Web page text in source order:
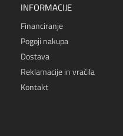
INFORMACIJE
Financiranje
Pogoji nakupa
Dostava
Reklamacije in vračila
Kontakt